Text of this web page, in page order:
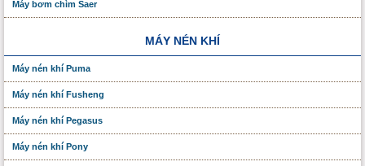
Máy bơm chìm Saer
MÁY NÉN KHÍ
Máy nén khí Puma
Máy nén khí Fusheng
Máy nén khí Pegasus
Máy nén khí Pony